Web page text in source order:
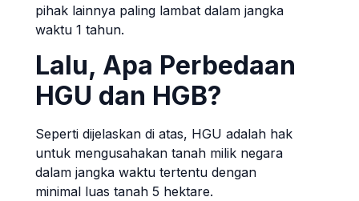
pihak lainnya paling lambat dalam jangka
waktu 1 tahun.
Lalu, Apa Perbedaan
HGU dan HGB?
Seperti dijelaskan di atas, HGU adalah hak
untuk mengusahakan tanah milik negara
dalam jangka waktu tertentu dengan
minimal luas tanah 5 hektare.